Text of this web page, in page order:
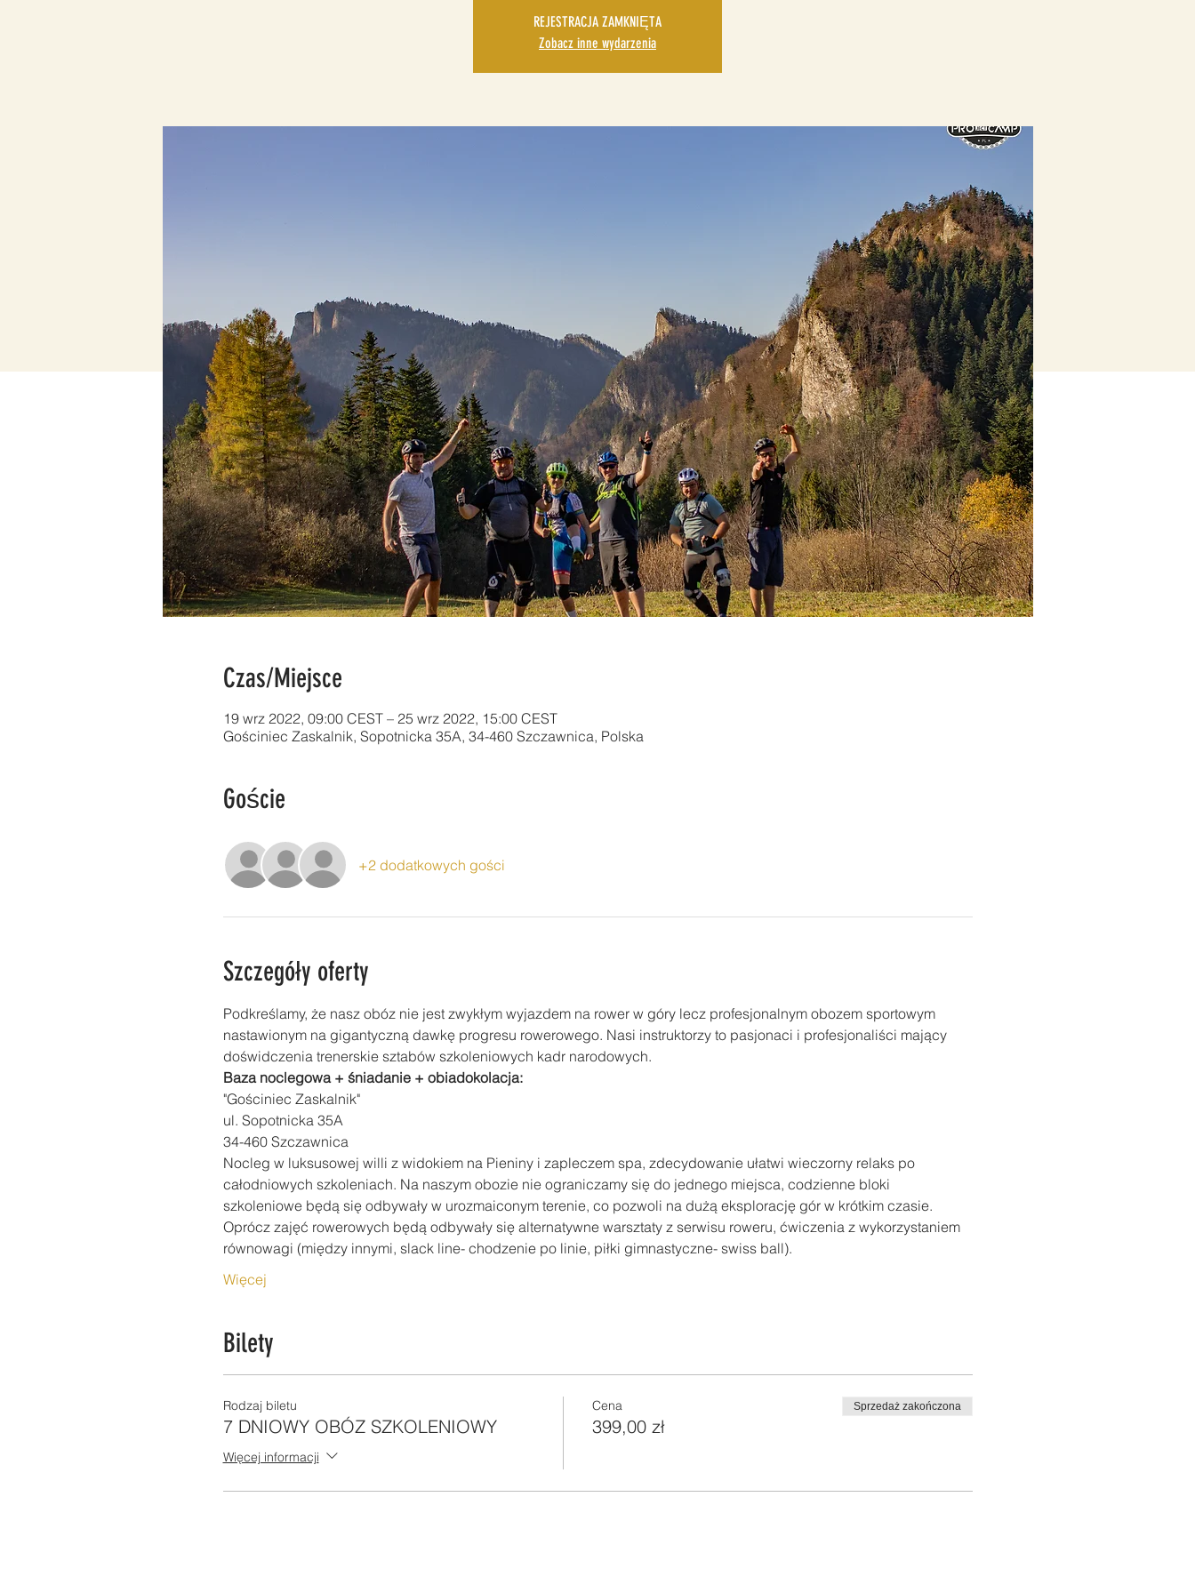
REJESTRACJA ZAMKNIĘTA
Zobacz inne wydarzenia
Czas/Miejsce
19 wrz 2022, 09:00 CEST – 25 wrz 2022, 15:00 CEST
Gościniec Zaskalnik, Sopotnicka 35A, 34-460 Szczawnica, Polska
Goście
+2 dodatkowych gości
Szczegóły oferty
Podkreślamy, że nasz obóz nie jest zwykłym wyjazdem na rower w góry lecz profesjonalnym obozem sportowym
nastawionym na gigantyczną dawkę progresu rowerowego. Nasi instruktorzy to pasjonaci i profesjonaliści mający
doświdczenia trenerskie sztabów szkoleniowych kadr narodowych.
Baza noclegowa + śniadanie + obiadokolacja:
"Gościniec Zaskalnik"
ul. Sopotnicka 35A
34-460 Szczawnica
Nocleg w luksusowej willi z widokiem na Pieniny i zapleczem spa, zdecydowanie ułatwi wieczorny relaks po
całodniowych szkoleniach. Na naszym obozie nie ograniczamy się do jednego miejsca, codzienne bloki
szkoleniowe będą się odbywały w urozmaiconym terenie, co pozwoli na dużą eksplorację gór w krótkim czasie.
Oprócz zajęć rowerowych będą odbywały się alternatywne warsztaty z serwisu roweru, ćwiczenia z wykorzystaniem
równowagi (między innymi, slack line- chodzenie po linie, piłki gimnastyczne- swiss ball).
Więcej
Bilety
Rodzaj biletu
7 DNIOWY OBÓZ SZKOLENIOWY
Więcej informacji
Cena
399,00 zł
Sprzedaż zakończona